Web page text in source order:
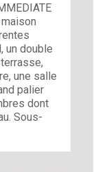
maison
un double
une salle
palier
dont
Sous-